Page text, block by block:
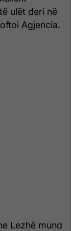
ulët deri në
Agjencia.
Lezhë mund